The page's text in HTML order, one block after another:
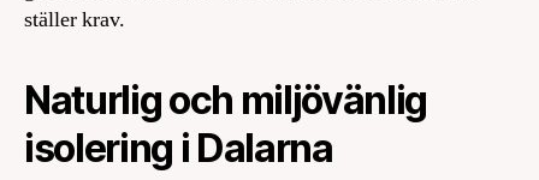
ställer krav.
Naturlig och miljövänlig
isolering i Dalarna